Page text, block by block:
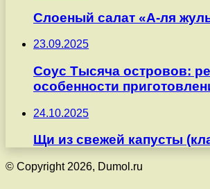
Слоеный салат «А-ля
23.09.2025
Соус Тысяча островов:
особенности
24.10.2025
Щи из свежей капусты
© Copyright 2026, Dumol.ru